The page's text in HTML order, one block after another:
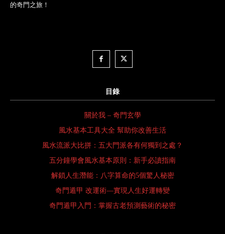
的奇門之旅！
目錄
關於我 – 奇門玄學
風水基本工具大全 幫助你改善生活
風水流派大比拼：五大門派各有何獨到之處？
五分鐘學會風水基本原則：新手必讀指南
解鎖人生潛能：八字算命的5個驚人秘密
奇門遁甲 改運術—實現人生好運轉變
奇門遁甲入門：掌握古老預測藝術的秘密